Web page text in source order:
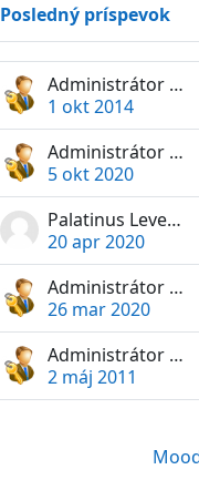
Posledný príspevok
Administrátor Moodle FF
1 okt 2014
Administrátor Moodle FF
5 okt 2020
Palatinus Levente David
20 apr 2020
Administrátor Moodle FF
26 mar 2020
Administrátor Moodle FF
2 máj 2011